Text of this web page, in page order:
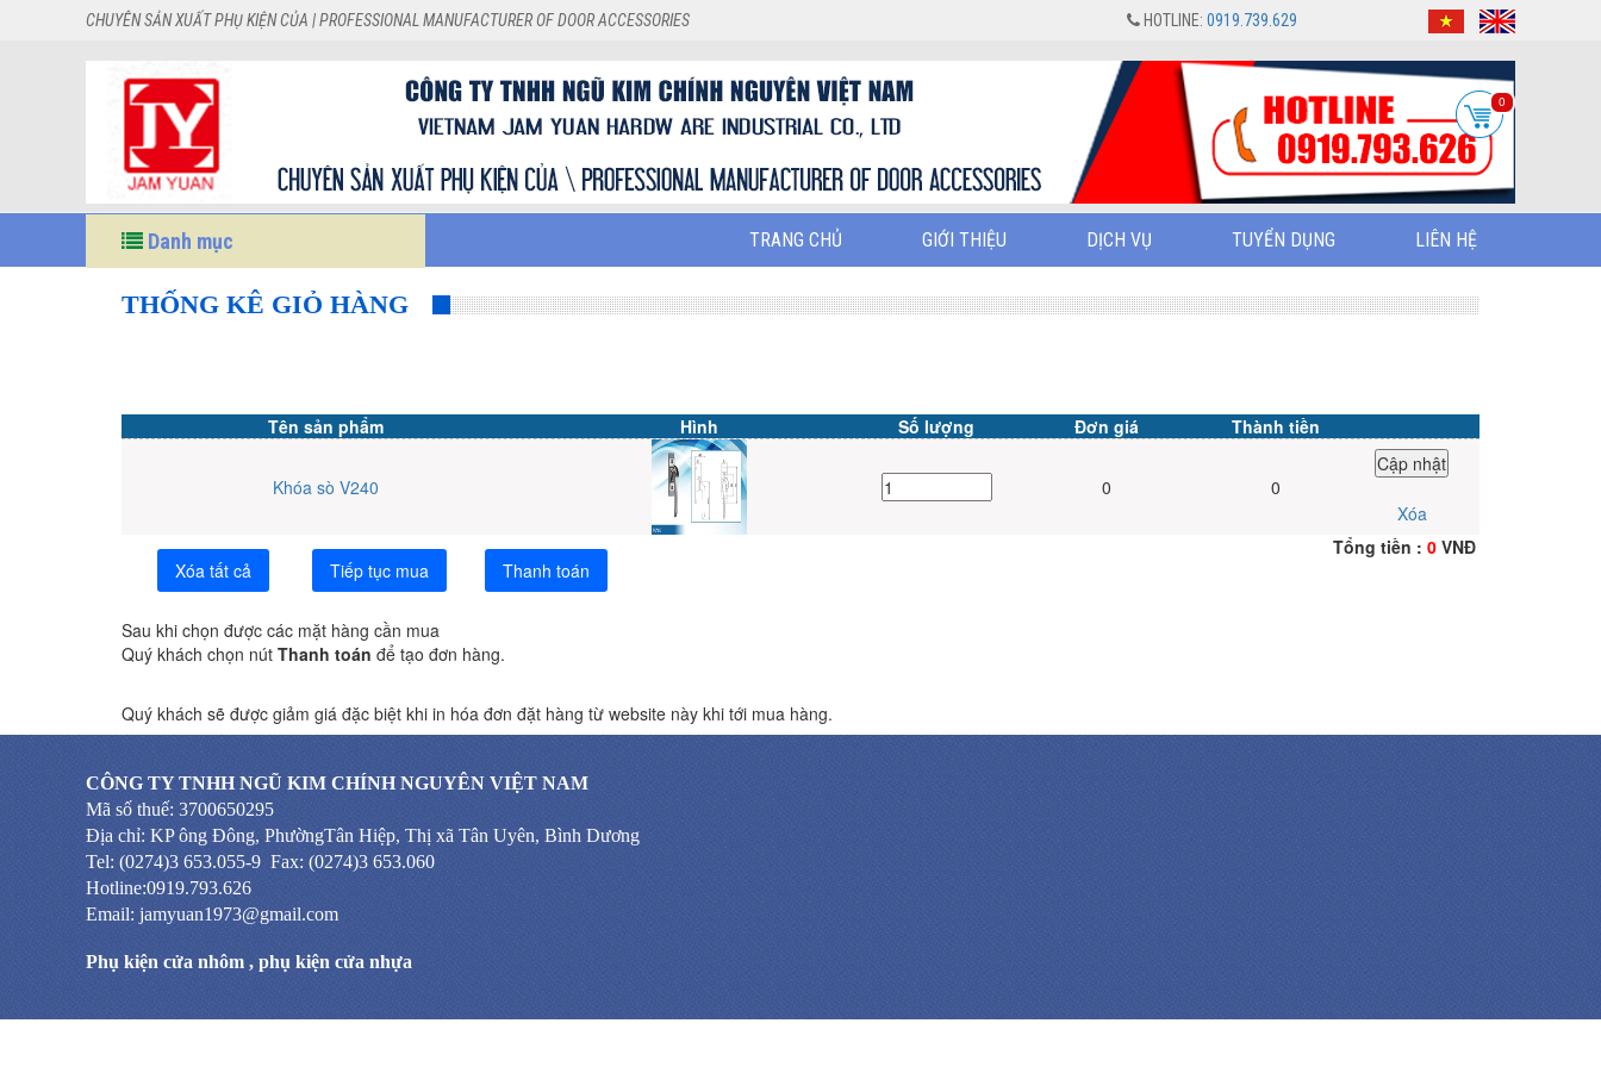
CHUYÊN SẢN XUẤT PHỤ KIỆN CỦA | PROFESSIONAL MANUFACTURER OF DOOR ACCESSORIES HOTLINE: 0919.739.629
0
Danh mục TRANG CHỦ GIỚI THIỆU DỊCH VỤ TUYỂN DỤNG LIÊN HỆ
THỐNG KÊ GIỎ HÀNG
Tên sản phẩm Hình Số lượng Đơn giá Thành tiền
Khóa sò V240 0
0
Xóa
Tổng tiền : 0 VNĐ
Xóa tất cả
Tiếp tục mua Thanh toán
Sau khi chọn được các mặt hàng cần mua
Quý khách chọn nút Thanh toán để tạo đơn hàng.
Quý khách sẽ được giảm giá đặc biệt khi in hóa đơn đặt hàng từ website này khi tới mua hàng.
CÔNG TY TNHH NGŨ KIM CHÍNH NGUYÊN VIỆT NAM
Mã số thuế: 3700650295
Địa chỉ: KP ông Đông, PhườngTân Hiệp, Thị xã Tân Uyên, Bình Dương
Tel: (0274)3 653.055-9 Fax: (0274)3 653.060
Hotline:0919.793.626
Email: jamyuan1973@gmail.com
Phụ kiện cửa nhôm , phụ kiện cửa nhựa